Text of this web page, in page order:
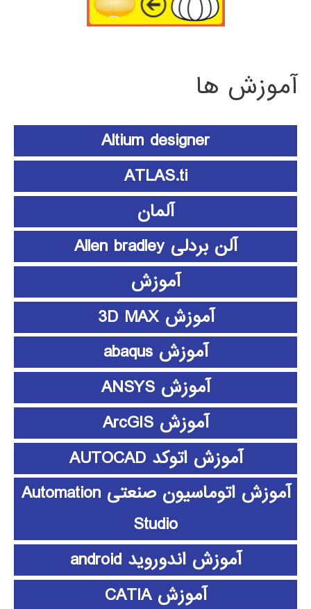
آموزش ها
Altium designer
ATLAS.ti
آلمان
آلن بردلی Allen bradley
آموزش
آموزش 3D MAX
آموزش abaqus
آموزش ANSYS
آموزش ArcGIS
آموزش اتوکد AUTOCAD
آموزش اتوماسیون صنعتی Automation
Studio
آموزش اندوروید android
آموزش CATIA